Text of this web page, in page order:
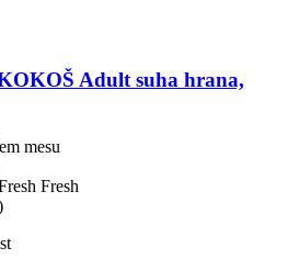
Adult suha hrana,
mesu
Fresh